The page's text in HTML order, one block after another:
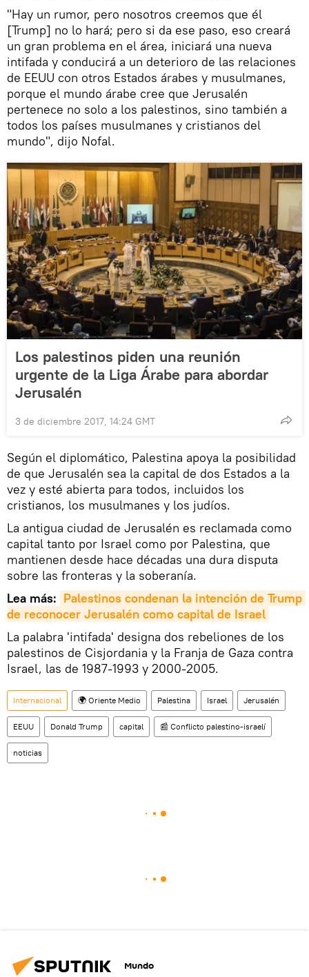
"Hay un rumor, pero nosotros creemos que él
[Trump] no lo hará; pero si da ese paso, eso creará
un gran problema en el área, iniciará una nueva
intifada y conducirá a un deterioro de las relaciones
de EEUU con otros Estados árabes y musulmanes,
porque el mundo árabe cree que Jerusalén
pertenece no solo a los palestinos, sino también a
todos los países musulmanes y cristianos del
mundo", dijo Nofal.
Los palestinos piden una reunión
urgente de la Liga Árabe para abordar
Jerusalén
3 de diciembre 2017, 14:24 GMT
Según el diplomático, Palestina apoya la posibilidad
de que Jerusalén sea la capital de dos Estados a la
vez y esté abierta para todos, incluidos los
cristianos, los musulmanes y los judíos.
La antigua ciudad de Jerusalén es reclamada como
capital tanto por Israel como por Palestina, que
mantienen desde hace décadas una dura disputa
sobre las fronteras y la soberanía.
Lea más: Palestinos condenan la intención de Trump
de reconocer Jerusalén como capital de Israel
La palabra 'intifada' designa dos rebeliones de los
palestinos de Cisjordania y la Franja de Gaza contra
Israel, las de 1987-1993 y 2000-2005.
Internacional 🌍 Oriente Medio Palestina Israel Jerusalén
EEUU Donald Trump capital 📰 Conflicto palestino-israelí
noticias
Mundo